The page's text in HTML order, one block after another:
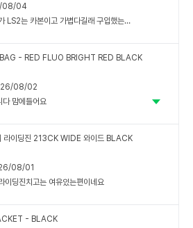
08/04
홍진 제품만 쓰다가 LS2는 카본이고 가볍다길래 구입했는데 써보고 주행해봐야 알겠지만 헬멧 자체는 가볍고 탄탄해요. 내부 썬바이져도 있고 윈드실드도 투명(기본 세팅), 검정(추가 동봉) 두가지로 견고하네요. 아참...핀락 필름도 있어 겨울에 유용하게 쓸 수 있겠네요. 여러모로 ㄱ핸찮아 보이네요.
- RED FLUO BRIGHT RED BLACK
08/02
다 맘에들어요
라이딩진 213CK WIDE 와이드 BLACK
08/01
이딩진치고는 여유있는편이네요
- BLACK